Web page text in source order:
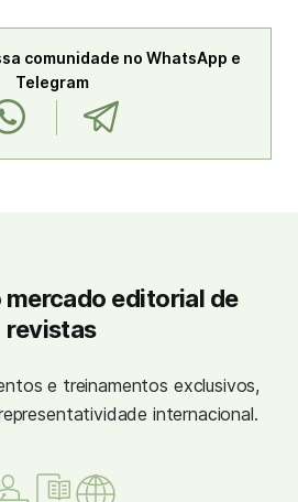
comunidade no WhatsApp e
Telegram
mercado editorial de
revistas
e treinamentos exclusivos,
internacional.